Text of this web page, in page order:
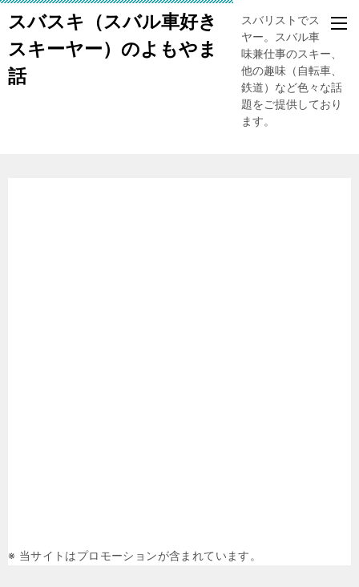
スバスキ（スバル車好き
スキーヤー）のよもやま
話
スバリストでスキー
ヤー。スバル車、趣
味兼仕事のスキー、
他の趣味（自転車、
鉄道）など色々な話
題をご提供しており
ます。
※ 当サイトはプロモーションが含まれています。